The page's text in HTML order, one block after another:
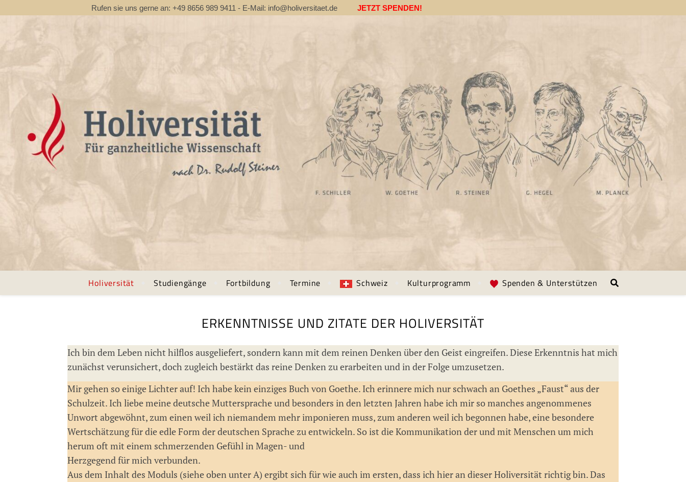
Rufen sie uns gerne an: +49 8656 989 9411 - E-Mail: info@holiversitaet.de JETZT SPENDEN!
Holiversität Studiengänge Fortbildung Termine Schweiz Kulturprogramm Spenden & Unterstützen
ERKENNTNISSE UND ZITATE DER HOLIVERSITÄT
Ich bin dem Leben nicht hilflos ausgeliefert, sondern kann mit dem reinen Denken über den Geist eingreifen. Diese Erkenntnis hat mich
zunächst verunsichert, doch zugleich bestärkt das reine Denken zu erarbeiten und in der Folge umzusetzen.
Mir gehen so einige Lichter auf! Ich habe kein einziges Buch von Goethe. Ich erinnere mich nur schwach an Goethes „Faust“ aus der
Schulzeit. Ich liebe meine deutsche Muttersprache und besonders in den letzten Jahren habe ich mir so manches angenommenes
Unwort abgewöhnt, zum einen weil ich niemandem mehr imponieren muss, zum anderen weil ich begonnen habe, eine besondere
Wertschätzung für die edle Form der deutschen Sprache zu entwickeln. So ist die Kommunikation der und mit Menschen um mich
herum oft mit einem schmerzenden Gefühl in Magen- und
Herzgegend für mich verbunden.
Aus dem Inhalt des Moduls (siehe oben unter A) ergibt sich für wie auch im ersten, dass ich hier an dieser Holiversität richtig bin. Das